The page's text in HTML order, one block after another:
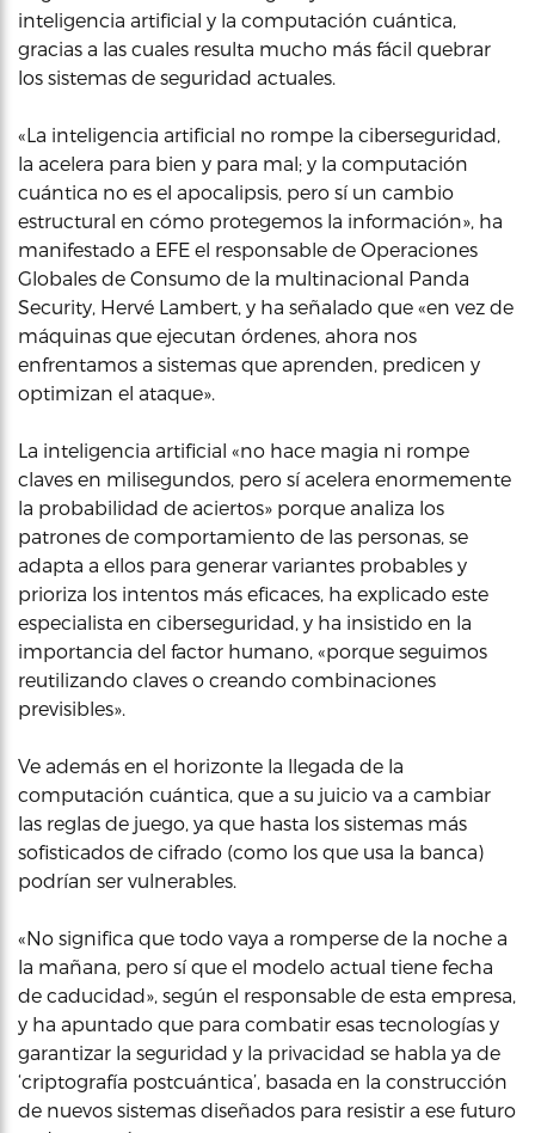
inteligencia artificial y la computación cuántica,
gracias a las cuales resulta mucho más fácil quebrar
los sistemas de seguridad actuales.
«La inteligencia artificial no rompe la ciberseguridad,
la acelera para bien y para mal; y la computación
cuántica no es el apocalipsis, pero sí un cambio
estructural en cómo protegemos la información», ha
manifestado a EFE el responsable de Operaciones
Globales de Consumo de la multinacional Panda
Security, Hervé Lambert, y ha señalado que «en vez de
máquinas que ejecutan órdenes, ahora nos
enfrentamos a sistemas que aprenden, predicen y
optimizan el ataque».
La inteligencia artificial «no hace magia ni rompe
claves en milisegundos, pero sí acelera enormemente
la probabilidad de aciertos» porque analiza los
patrones de comportamiento de las personas, se
adapta a ellos para generar variantes probables y
prioriza los intentos más eficaces, ha explicado este
especialista en ciberseguridad, y ha insistido en la
importancia del factor humano, «porque seguimos
reutilizando claves o creando combinaciones
previsibles».
Ve además en el horizonte la llegada de la
computación cuántica, que a su juicio va a cambiar
las reglas de juego, ya que hasta los sistemas más
sofisticados de cifrado (como los que usa la banca)
podrían ser vulnerables.
«No significa que todo vaya a romperse de la noche a
la mañana, pero sí que el modelo actual tiene fecha
de caducidad», según el responsable de esta empresa,
y ha apuntado que para combatir esas tecnologías y
garantizar la seguridad y la privacidad se habla ya de
‘criptografía postcuántica’, basada en la construcción
de nuevos sistemas diseñados para resistir a ese futuro